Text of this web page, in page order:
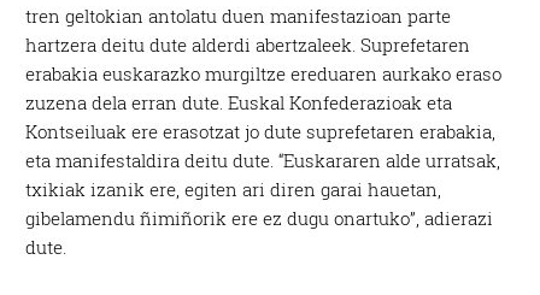
tren geltokian antolatu duen manifestazioan parte
hartzera deitu dute alderdi abertzaleek. Suprefetaren
erabakia euskarazko murgiltze ereduaren aurkako eraso
zuzena dela erran dute. Euskal Konfederazioak eta
Kontseiluak ere erasotzat jo dute suprefetaren erabakia,
eta manifestaldira deitu dute. “Euskararen alde urratsak,
txikiak izanik ere, egiten ari diren garai hauetan,
gibelamendu ñimiñorik ere ez dugu onartuko”, adierazi
dute.